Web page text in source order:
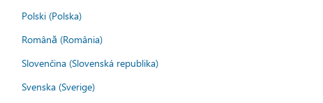
Polski (Polska)
Română (România)
Slovenčina (Slovenská republika)
Svenska (Sverige)